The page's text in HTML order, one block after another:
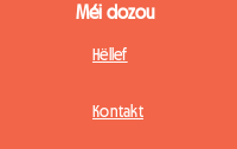
Méi dozou
Hëllef
Kontakt